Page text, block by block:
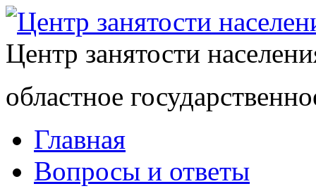
Центр занятости
областное
Главная
Вопросы и ответы